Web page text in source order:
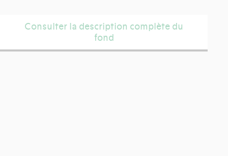
Consulter la description complète du
fond